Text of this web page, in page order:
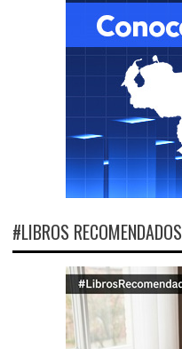
#LIBROS RECOMENDADOS